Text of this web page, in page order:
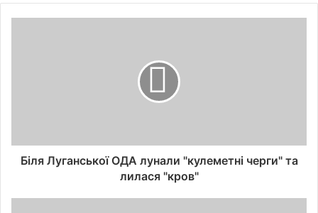
Біля Луганської ОДА лунали "кулеметні черги" та
лилася "кров"